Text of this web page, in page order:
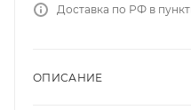
Доставка по РФ в
ОПИСАНИЕ